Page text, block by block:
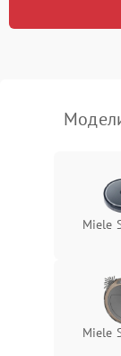
Miele
Miele